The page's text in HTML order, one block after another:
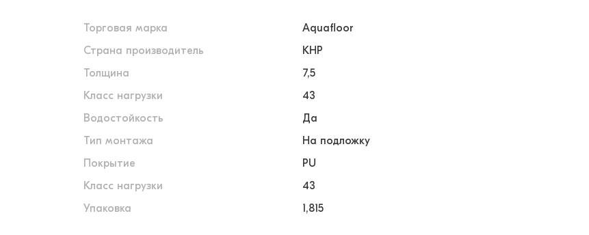
Торговая марка
Aquafloor
Страна производитель
КНР
Толщина
7,5
Класс нагрузки
43
Водостойкость
Да
Тип монтажа
На подложку
Покрытие
PU
Класс нагрузки
43
Упаковка
1,815